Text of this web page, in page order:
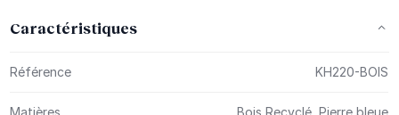
Caractéristiques
Référence KH220-BOIS
Matières Bois Recyclé, Pierre bleue